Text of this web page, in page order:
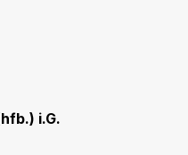
i.G.